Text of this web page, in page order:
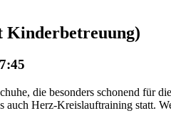
Kinderbetreuung)
die besonders schonend für
auch Herz-Kreislauftraining statt.